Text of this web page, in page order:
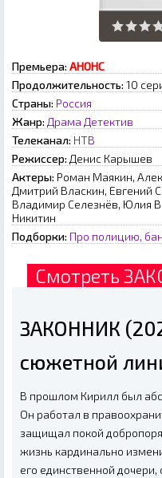
Премьера: АНОНС
Продолжительность: 10
Страны: Россия
Жанр: Драма Детектив
Телеканал: НТВ
Режиссер: Денис Карышев
Актеры: Роман Маякин,
Дмитрий Власкин, Евгений
Владимир Селезнёв, Юлия
Никитин
Подборки: Про полицию,
Смотреть
ЗАКОННИК
сюжетной
В прошлом Кирилл был
Он работал в
защищал покой
жизнь кардинально
его единственной